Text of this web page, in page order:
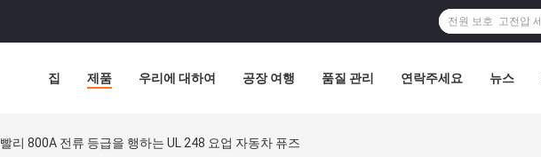
집 제품 우리에 대하여 공장 여행 품질 관리 연락주세요 뉴스
빨리 800A 전류 등급을 행하는 UL 248 요업 자동차 퓨즈